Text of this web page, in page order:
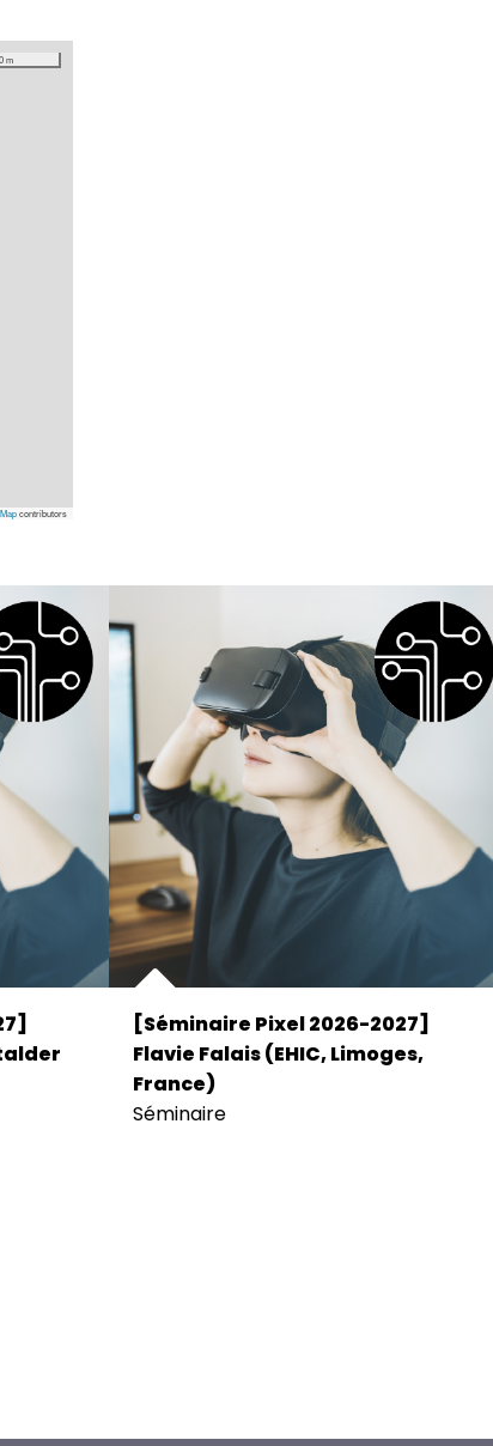
m
contributors
[Séminaire Pixel 2026-2027]
Flavie Falais (EHIC, Limoges,
France)
Séminaire